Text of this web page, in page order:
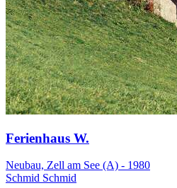
Ferienhaus W.
Neubau, Zell am See (A) - 1980
Schmid Schmid